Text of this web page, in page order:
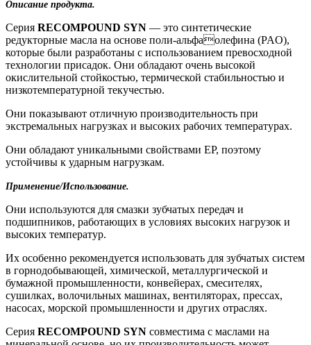
Описание продукта.
Серия RECOMPOUND SYN — это синтетические
редукторные масла на основе поли-альфаолефина (PAO),
которые были разработаны с использованием превосходной
технологии присадок. Они обладают очень высокой
окислительной стойкостью, термической стабильностью и
низкотемпературной текучестью.
Они показывают отличную производительность при
экстремальных нагрузках и высоких рабочих температурах.
Они обладают уникальными свойствами EP, поэтому
устойчивы к ударным нагрузкам.
Применение/Использование.
Они используются для смазки зубчатых передач и
подшипников, работающих в условиях высоких нагрузок и
высоких температур.
Их особенно рекомендуется использовать для зубчатых систем
в горнодобывающей, химической, металлургической и
бумажной промышленности, конвейерах, смесителях,
сушилках, волочильных машинах, вентиляторах, прессах,
насосах, морской промышленности и других отраслях.
Серия RECOMPOUND SYN совместима с маслами на